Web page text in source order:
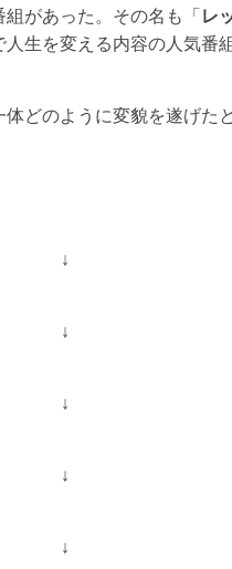
があった。その名も「 レ
生を変える内容の人気番
どのように変貌を遂げた
↓
↓
↓
↓
↓